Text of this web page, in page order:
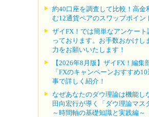
約40口座を調査して比較！高金
む12通貨ペアのスワップポイン
ザイFX！では簡単なアンケート
っております。お手数おかけし
力をお願いいたします！
【2026年8月版】ザイFX！編集
「FXのキャンペーンおすすめ
事で詳しく紹介！
なぜあなたのダウ理論は機能し
田向宏行が導く「ダウ理論マス
～時間軸の基礎知識と実践編～